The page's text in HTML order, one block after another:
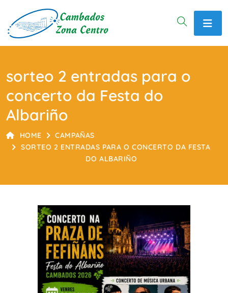
sorteo 2 entradas para o
concerto da Festa do
Albariño
HOME
CAMPAÑAS
SORTEO 2 ENTRADAS PARA O CONCERTO DA FESTA
DO ALBARIÑO